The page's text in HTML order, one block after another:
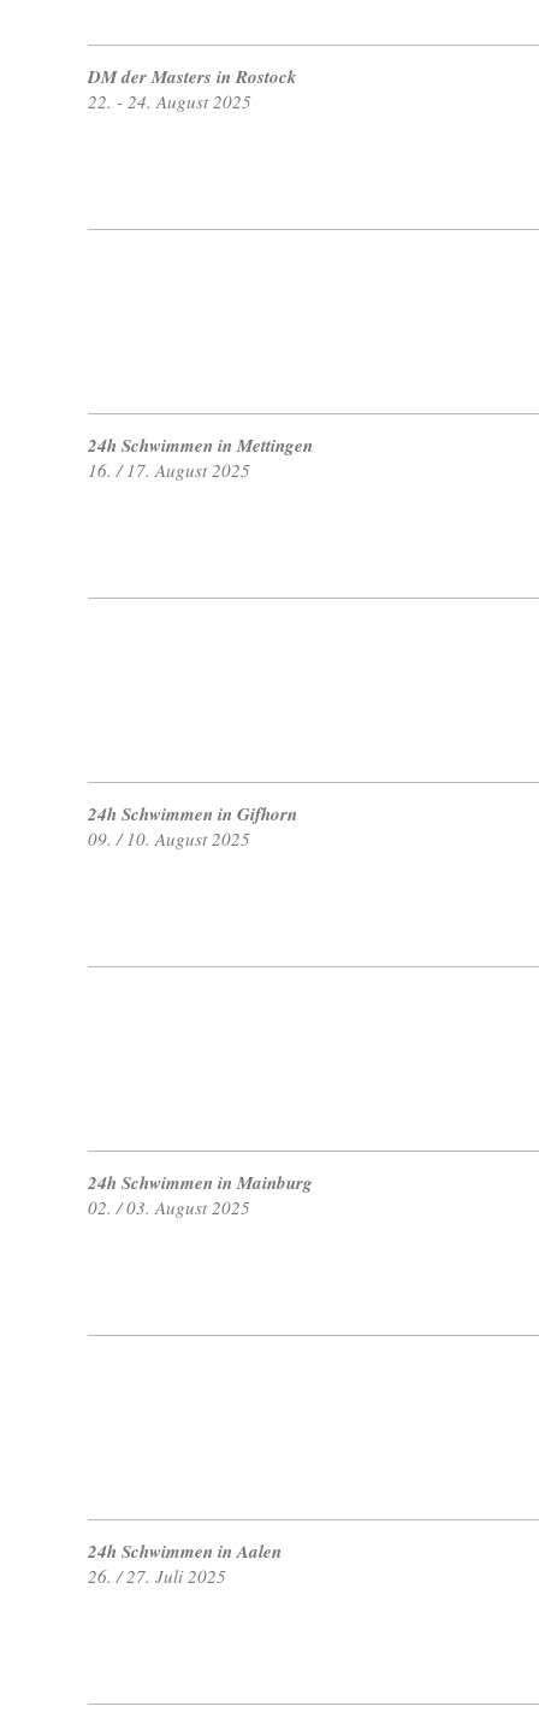
DM der Masters in Rostock
22. - 24. August 2025
24h Schwimmen in Mettingen
16. / 17. August 2025
24h Schwimmen in Gifhorn
09. / 10. August 2025
24h Schwimmen in Mainburg
02. / 03. August 2025
24h Schwimmen in Aalen
26. / 27. Juli 2025